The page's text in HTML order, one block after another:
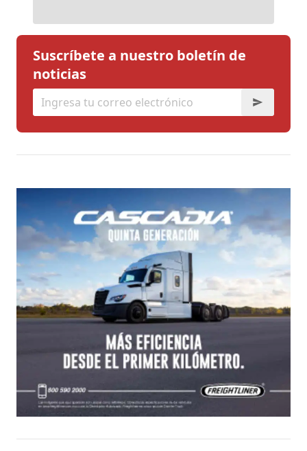
Suscríbete a nuestro boletín de
noticias